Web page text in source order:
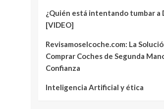
¿Quién está intentando tumbar a
[VIDEO]
Revisamoselcoche.com: La
Comprar Coches de Segunda
Confianza
Inteligencia Artificial y ética